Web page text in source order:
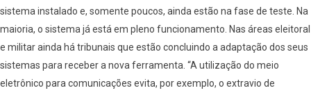
sistema instalado e, somente poucos, ainda estão na fase de teste. Na
maioria, o sistema já está em pleno funcionamento. Nas áreas eleitoral
e militar ainda há tribunais que estão concluindo a adaptação dos seus
sistemas para receber a nova ferramenta. “A utilização do meio
eletrônico para comunicações evita, por exemplo, o extravio de